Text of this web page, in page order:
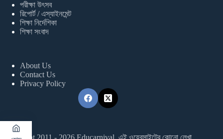
পরীক্ষা উৎসব
রিপোর্ট / এস্যাইনমেন্ট
শিক্ষা নির্দেশিকা
শিক্ষা সংবাদ
About Us
Contact Us
Privacy Policy
Copyright 2011 - 2026 Educarnival. এই ওয়েবসাইটের কোনো লেখা,